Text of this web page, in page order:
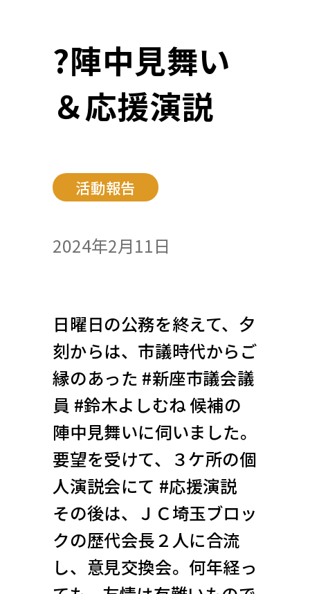
?陣中見舞い
＆応援演説
活動報告
2024年2月11日
日曜日の公務を終えて、夕
刻からは、市議時代からご
縁のあった #新座市議会議
員 #鈴木よしむね 候補の
陣中見舞いに伺いました。
要望を受けて、３ケ所の個
人演説会にて #応援演説
その後は、ＪＣ埼玉ブロッ
クの歴代会長２人に合流
し、意見交換会。何年経っ